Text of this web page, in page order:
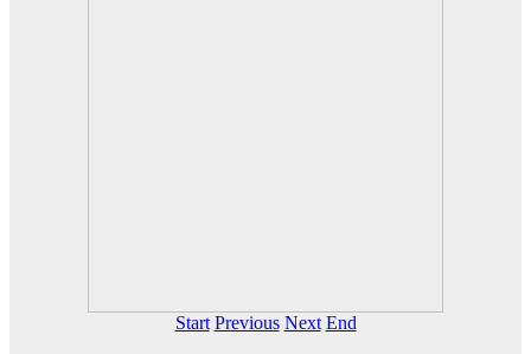
Start Previous Next End